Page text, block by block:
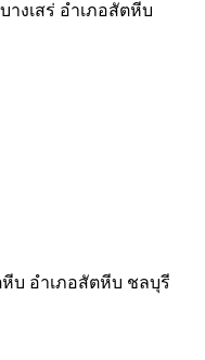
งเสร่ อำเภอสัตหีบ
บ อำเภอสัตหีบ ชลบุรี